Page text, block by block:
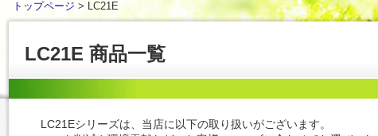
ロール紙特
トップページ > LC21E
LC21E 商品一覧
LC21Eシリーズは、当店に以下の取り扱いがございます。